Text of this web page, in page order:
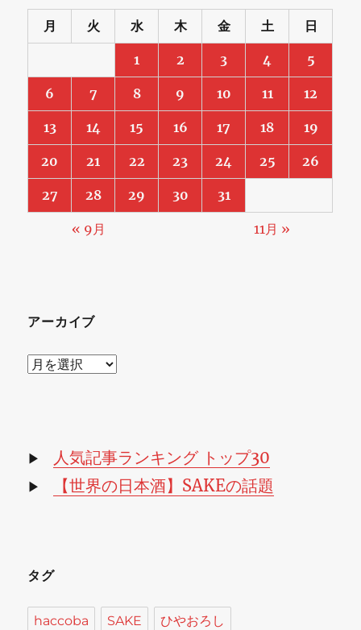
月 火 水 木 金 土 日
1 2 3 4 5
6 7 8 9 10 11 12
13 14 15 16 17 18 19
20 21 22 23 24 25 26
27 28 29 30 31
« 9月 11月 »
アーカイブ
ア
ブ
▶ 人気記事ランキング トップ30
▶ 【世界の日本酒】SAKEの話題
タグ
haccoba SAKE ひやおろし